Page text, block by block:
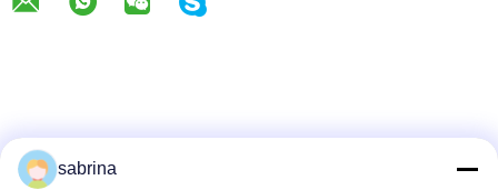
sabrina